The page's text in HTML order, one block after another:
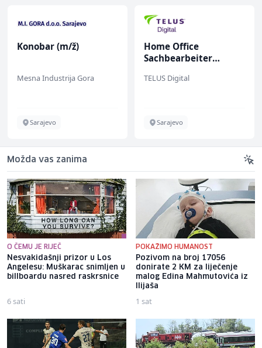
Konobar (m/ž)
Mesna Industrija Gora
Sarajevo
Home Office
Sachbearbeiter
bekannten deutschen
TELUS Digital
Sarajevo
Možda vas zanima
O ČEMU JE RIJEČ
Nesvakidašnji prizor u Los
Angelesu: Muškarac snimljen u
billboardu nasred raskrsnice
6 sati
POKAŽIMO HUMANOST
Pozivom na broj 17056
donirate 2 KM za liječenje
malog Edina Mahmutovića iz
Ilijaša
1 sat